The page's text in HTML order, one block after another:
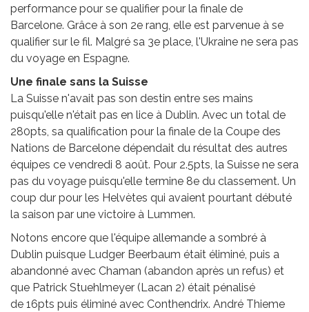
performance pour se qualifier pour la finale de
Barcelone. Grâce à son 2e rang, elle est parvenue à se
qualifier sur le fil. Malgré sa 3e place, l'Ukraine ne sera pas
du voyage en Espagne.
Une finale sans la Suisse
La Suisse n'avait pas son destin entre ses mains
puisqu'elle n'était pas en lice à Dublin. Avec un total de
280pts, sa qualification pour la finale de la Coupe des
Nations de Barcelone dépendait du résultat des autres
équipes ce vendredi 8 août. Pour 2.5pts, la Suisse ne sera
pas du voyage puisqu'elle termine 8e du classement. Un
coup dur pour les Helvètes qui avaient pourtant débuté
la saison par une victoire à Lummen.
Notons encore que l'équipe allemande a sombré à
Dublin puisque Ludger Beerbaum était éliminé, puis a
abandonné avec Chaman (abandon après un refus) et
que Patrick Stuehlmeyer (Lacan 2) était pénalisé
de 16pts puis éliminé avec Conthendrix. André Thieme